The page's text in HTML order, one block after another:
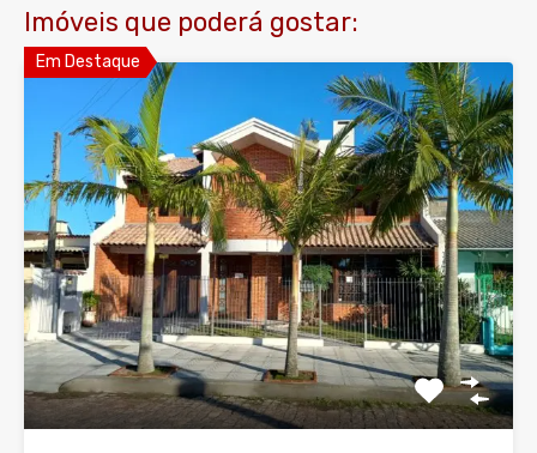
Imóveis que poderá gostar:
Em Destaque